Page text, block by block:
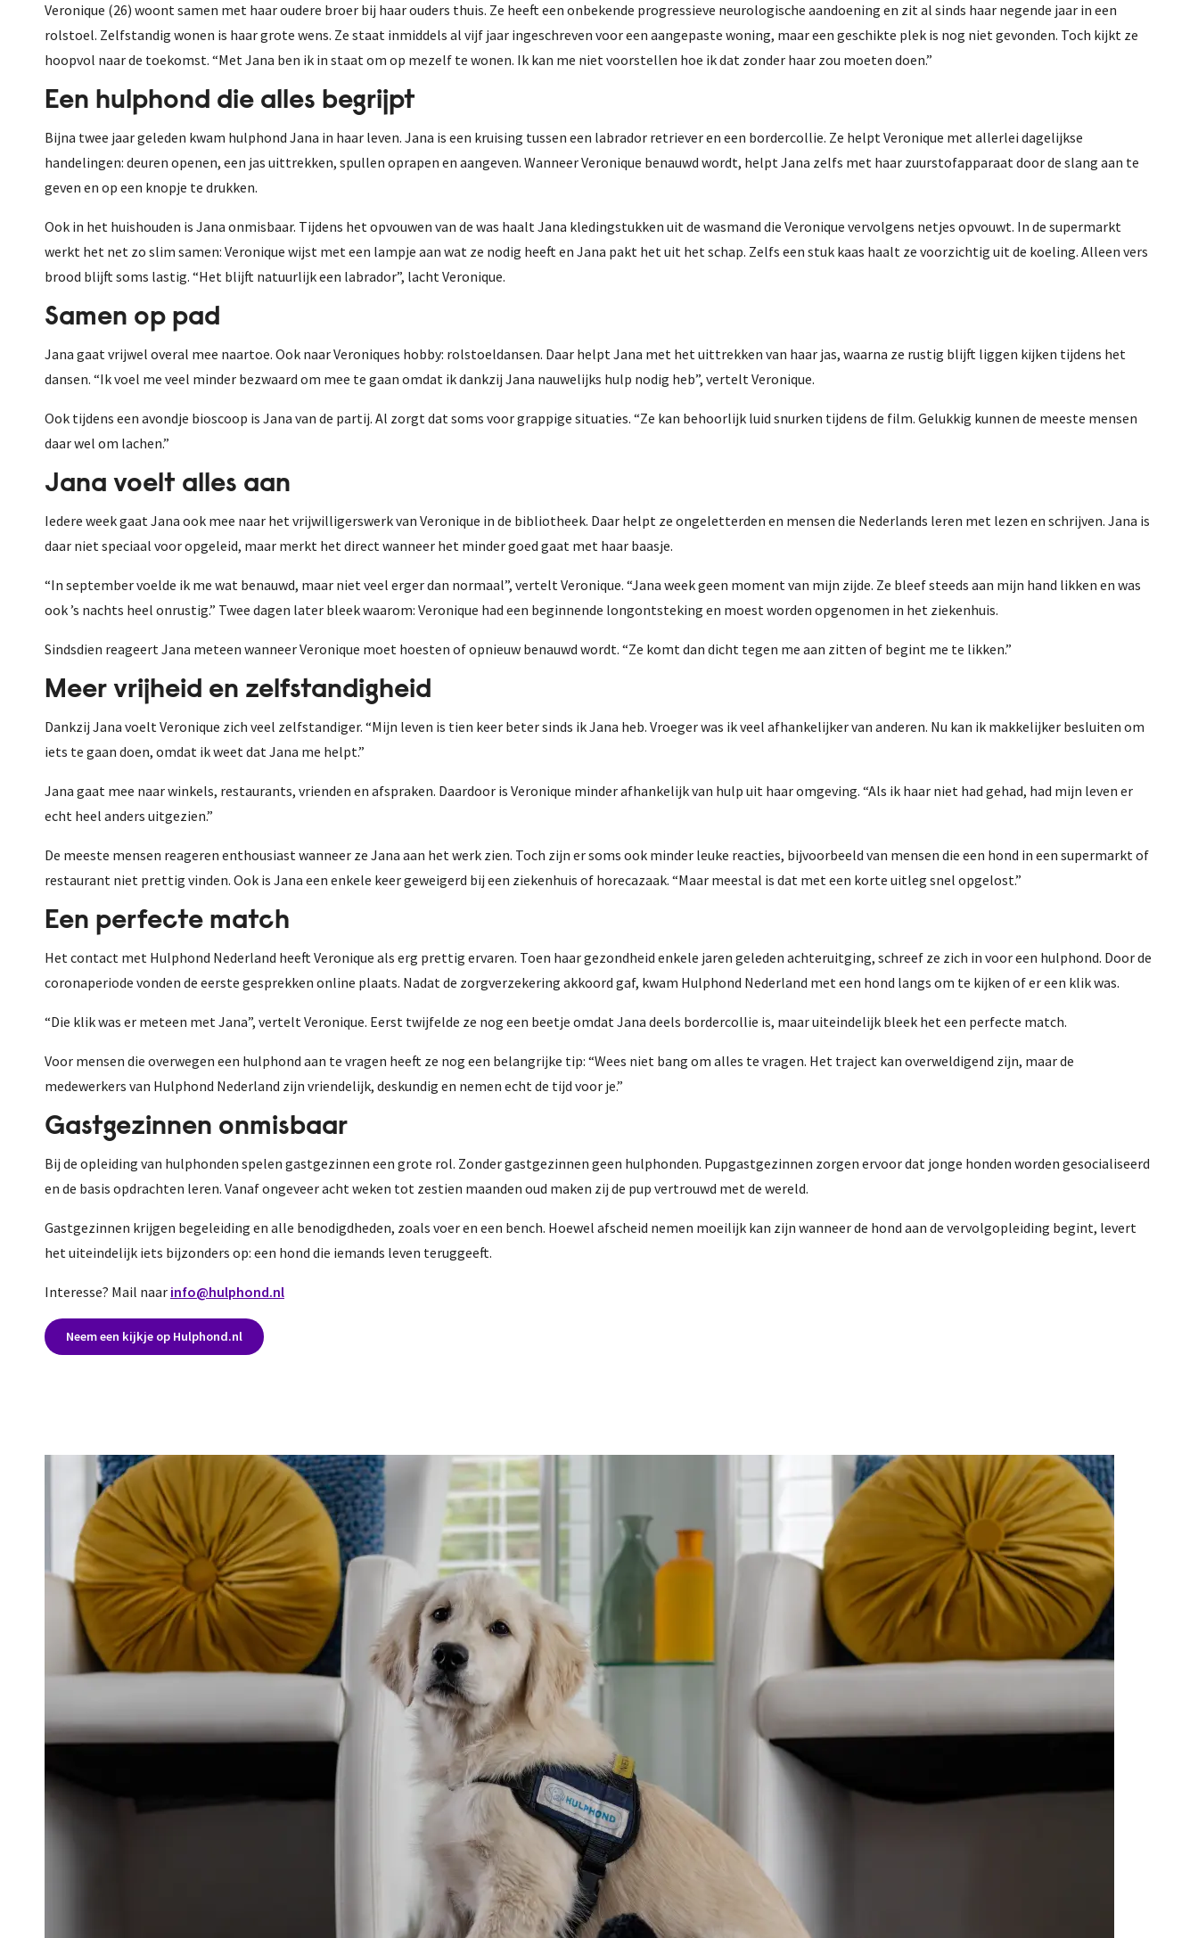
Veronique (26) woont samen met haar oudere broer bij haar ouders thuis. Ze heeft een onbekende progressieve neurologische aandoening en zit al sinds haar negende jaar in een
rolstoel. Zelfstandig wonen is haar grote wens. Ze staat inmiddels al vijf jaar ingeschreven voor een aangepaste woning, maar een geschikte plek is nog niet gevonden. Toch kijkt ze
hoopvol naar de toekomst. “Met Jana ben ik in staat om op mezelf te wonen. Ik kan me niet voorstellen hoe ik dat zonder haar zou moeten doen.”
Een hulphond die alles begrijpt
Bijna twee jaar geleden kwam hulphond Jana in haar leven. Jana is een kruising tussen een labrador retriever en een bordercollie. Ze helpt Veronique met allerlei dagelijkse
handelingen: deuren openen, een jas uittrekken, spullen oprapen en aangeven. Wanneer Veronique benauwd wordt, helpt Jana zelfs met haar zuurstofapparaat door de slang aan te
geven en op een knopje te drukken.
Ook in het huishouden is Jana onmisbaar. Tijdens het opvouwen van de was haalt Jana kledingstukken uit de wasmand die Veronique vervolgens netjes opvouwt. In de supermarkt
werkt het net zo slim samen: Veronique wijst met een lampje aan wat ze nodig heeft en Jana pakt het uit het schap. Zelfs een stuk kaas haalt ze voorzichtig uit de koeling. Alleen vers
brood blijft soms lastig. “Het blijft natuurlijk een labrador”, lacht Veronique.
Samen op pad
Jana gaat vrijwel overal mee naartoe. Ook naar Veroniques hobby: rolstoeldansen. Daar helpt Jana met het uittrekken van haar jas, waarna ze rustig blijft liggen kijken tijdens het
dansen. “Ik voel me veel minder bezwaard om mee te gaan omdat ik dankzij Jana nauwelijks hulp nodig heb”, vertelt Veronique.
Ook tijdens een avondje bioscoop is Jana van de partij. Al zorgt dat soms voor grappige situaties. “Ze kan behoorlijk luid snurken tijdens de film. Gelukkig kunnen de meeste mensen
daar wel om lachen.”
Jana voelt alles aan
Iedere week gaat Jana ook mee naar het vrijwilligerswerk van Veronique in de bibliotheek. Daar helpt ze ongeletterden en mensen die Nederlands leren met lezen en schrijven. Jana is
daar niet speciaal voor opgeleid, maar merkt het direct wanneer het minder goed gaat met haar baasje.
“In september voelde ik me wat benauwd, maar niet veel erger dan normaal”, vertelt Veronique. “Jana week geen moment van mijn zijde. Ze bleef steeds aan mijn hand likken en was
ook ’s nachts heel onrustig.” Twee dagen later bleek waarom: Veronique had een beginnende longontsteking en moest worden opgenomen in het ziekenhuis.
Sindsdien reageert Jana meteen wanneer Veronique moet hoesten of opnieuw benauwd wordt. “Ze komt dan dicht tegen me aan zitten of begint me te likken.”
Meer vrijheid en zelfstandigheid
Dankzij Jana voelt Veronique zich veel zelfstandiger. “Mijn leven is tien keer beter sinds ik Jana heb. Vroeger was ik veel afhankelijker van anderen. Nu kan ik makkelijker besluiten om
iets te gaan doen, omdat ik weet dat Jana me helpt.”
Jana gaat mee naar winkels, restaurants, vrienden en afspraken. Daardoor is Veronique minder afhankelijk van hulp uit haar omgeving. “Als ik haar niet had gehad, had mijn leven er
echt heel anders uitgezien.”
De meeste mensen reageren enthousiast wanneer ze Jana aan het werk zien. Toch zijn er soms ook minder leuke reacties, bijvoorbeeld van mensen die een hond in een supermarkt of
restaurant niet prettig vinden. Ook is Jana een enkele keer geweigerd bij een ziekenhuis of horecazaak. “Maar meestal is dat met een korte uitleg snel opgelost.”
Een perfecte match
Het contact met Hulphond Nederland heeft Veronique als erg prettig ervaren. Toen haar gezondheid enkele jaren geleden achteruitging, schreef ze zich in voor een hulphond. Door de
coronaperiode vonden de eerste gesprekken online plaats. Nadat de zorgverzekering akkoord gaf, kwam Hulphond Nederland met een hond langs om te kijken of er een klik was.
“Die klik was er meteen met Jana”, vertelt Veronique. Eerst twijfelde ze nog een beetje omdat Jana deels bordercollie is, maar uiteindelijk bleek het een perfecte match.
Voor mensen die overwegen een hulphond aan te vragen heeft ze nog een belangrijke tip: “Wees niet bang om alles te vragen. Het traject kan overweldigend zijn, maar de
medewerkers van Hulphond Nederland zijn vriendelijk, deskundig en nemen echt de tijd voor je.”
Gastgezinnen onmisbaar
Bij de opleiding van hulphonden spelen gastgezinnen een grote rol. Zonder gastgezinnen geen hulphonden. Pupgastgezinnen zorgen ervoor dat jonge honden worden gesocialiseerd
en de basis opdrachten leren. Vanaf ongeveer acht weken tot zestien maanden oud maken zij de pup vertrouwd met de wereld.
Gastgezinnen krijgen begeleiding en alle benodigdheden, zoals voer en een bench. Hoewel afscheid nemen moeilijk kan zijn wanneer de hond aan de vervolgopleiding begint, levert
het uiteindelijk iets bijzonders op: een hond die iemands leven teruggeeft.
Interesse? Mail naar info@hulphond.nl
Neem een kijkje op Hulphond.nl